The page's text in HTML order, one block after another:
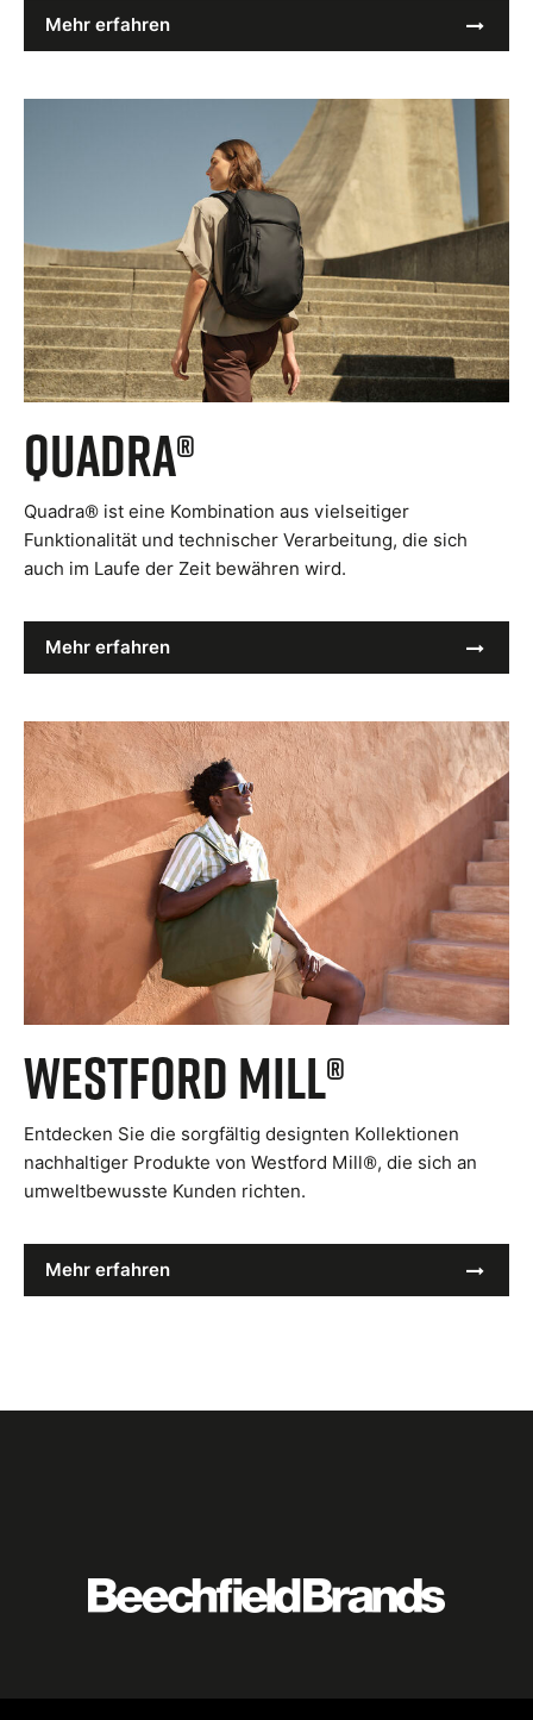
Mehr erfahren
Quadra®
Quadra® ist eine Kombination aus vielseitiger
Funktionalität und technischer Verarbeitung, die sich
auch im Laufe der Zeit bewähren wird.
Mehr erfahren
Westford Mill®
Entdecken Sie die sorgfältig designten Kollektionen
nachhaltiger Produkte von Westford Mill®, die sich an
umweltbewusste Kunden richten.
Mehr erfahren
Logo